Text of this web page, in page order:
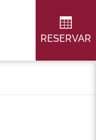
RESERVAR